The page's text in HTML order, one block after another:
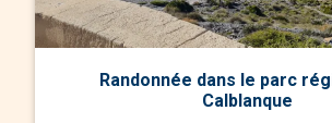
Randonnée dans le parc
Calblanque